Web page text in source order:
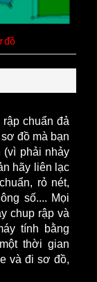
đồ
chuẩn đả
đồ mà bạn
(vì phải nhảy
hãy liên lạc
rỏ nét,
số.... Mọi
chup rập và
tính bằng
thời gian
và đi sơ đồ,